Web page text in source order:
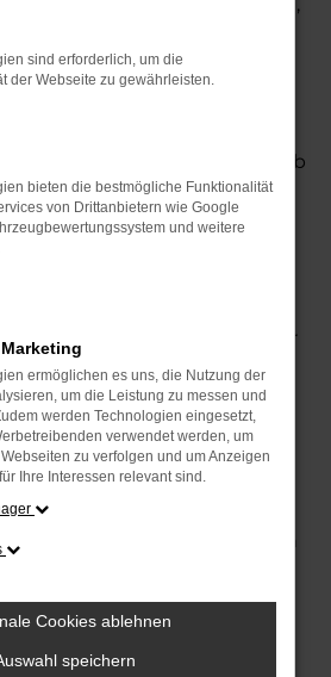
und modernes Fahrzeug
Ausstattung, der
und der ausgezeichneten
eine
zum Neuwagen, ohne
verzichten zu müssen. Ob
für längere Fahrten, der Q8
Sicherheit und
Weyhe ist Ihr
wenn es um
Wir bieten Ihnen nicht nur
geprüften Fahrzeugen,
Beratung, damit
Modell finden.
zusätzlichenServices
der bequemen
alten Fahrzeugs. Besuchen
Sie sich von der Qualität
wir Ihnen bieten!
sind erforderlich, um die
der Webseite zu gewährleisten.
bieten die bestmögliche Funktionalität
von Drittanbietern wie Google
und weitere
ermöglichen es uns, die Nutzung der
um die Leistung zu messen und
werden Technologien eingesetzt,
verwendet werden, um
zu verfolgen und um Anzeigen
Ihre Interessen relevant sind.
Cookies ablehnen
speichern